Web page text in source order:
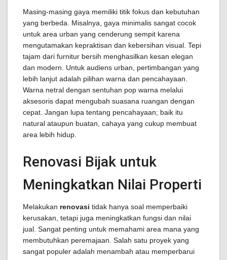
Masing-masing gaya memiliki titik fokus dan kebutuhan
yang berbeda. Misalnya, gaya minimalis sangat cocok
untuk area urban yang cenderung sempit karena
mengutamakan kepraktisan dan kebersihan visual. Tepi
tajam dari furnitur bersih menghasilkan kesan elegan
dan modern. Untuk audiens urban, pertimbangan yang
lebih lanjut adalah pilihan warna dan pencahayaan.
Warna netral dengan sentuhan pop warna melalui
aksesoris dapat mengubah suasana ruangan dengan
cepat. Jangan lupa tentang pencahayaan; baik itu
natural ataupun buatan, cahaya yang cukup membuat
area lebih hidup.
Renovasi Bijak untuk
Meningkatkan Nilai Properti
Melakukan renovasi tidak hanya soal memperbaiki
kerusakan, tetapi juga meningkatkan fungsi dan nilai
jual. Sangat penting untuk memahami area mana yang
membutuhkan peremajaan. Salah satu proyek yang
sangat populer adalah menambah atau memperbarui